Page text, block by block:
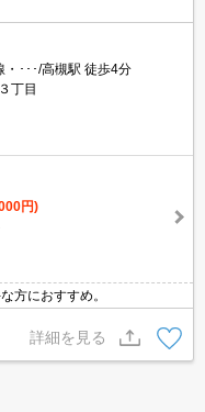
･･･/高槻駅 徒歩4分
丁目
円)
方におすすめ。
詳細を見る